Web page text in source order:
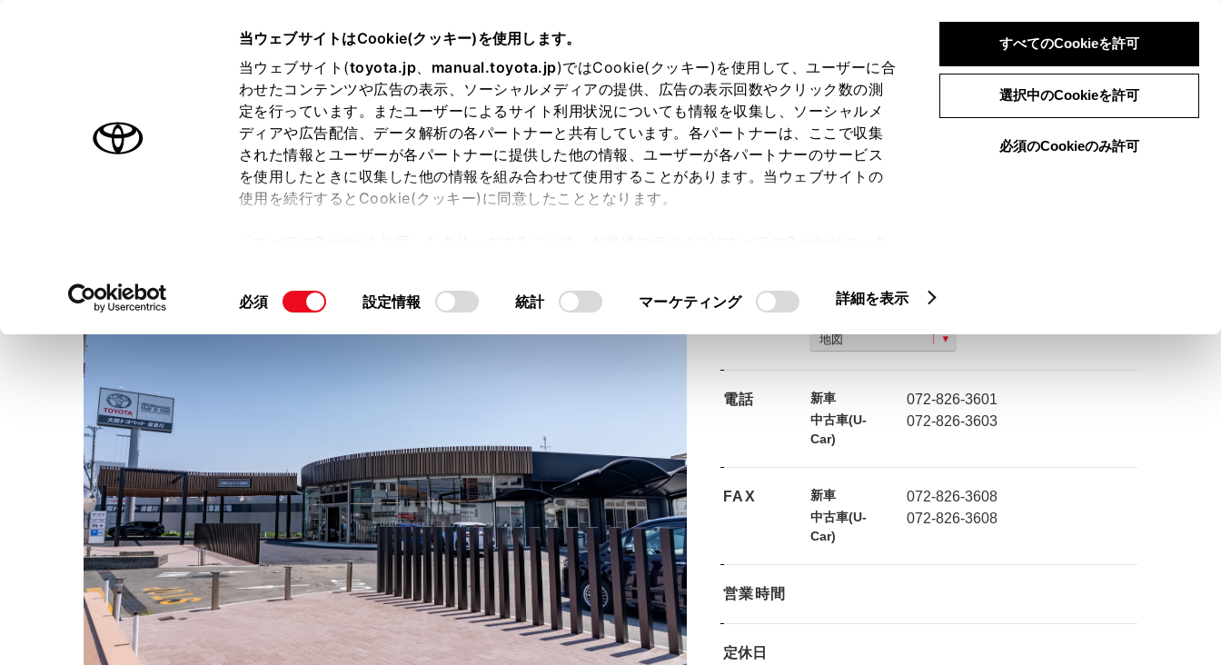
当ウェブサイトはCookie(クッキー)を使用します。
当ウェブサイト(toyota.jp、 manual.toyota.jp)ではCookie(クッキー)を使用して、ユーザーに合
わせたコンテンツや広告の表示、ソーシャルメディアの提供、広告の表示回数やクリック数の測
定を行っています。またユーザーによるサイト利用状況についても情報を収集し、ソーシャルメ
ディアや広告配信、データ解析の各パートナーと共有しています。各パートナーは、ここで収集
された情報とユーザーが各パートナーに提供した他の情報、ユーザーが各パートナーのサービス
を使用したときに収集した他の情報を組み合わせて使用することがあります。当ウェブサイトの
使用を続行するとCookie(クッキー)に同意したこととなります。
て」をご覧ください。
同
必須 設定情報 統計 マーケティング 詳細を表示
すべてのCookieを許可
選択中のCookieを許可
必須のCookieのみ許可
ログイン 検索 メニュー
オーナーサポート トピックス
店舗トップ ご購入相談
住所 寝屋川市石津元町１５−２５
地図
電話 新車 072-826-3601
中古車(U-
Car)
072-826-3603
FAX 新車 072-826-3608
中古車(U-
Car)
072-826-3608
営業時間
定休日